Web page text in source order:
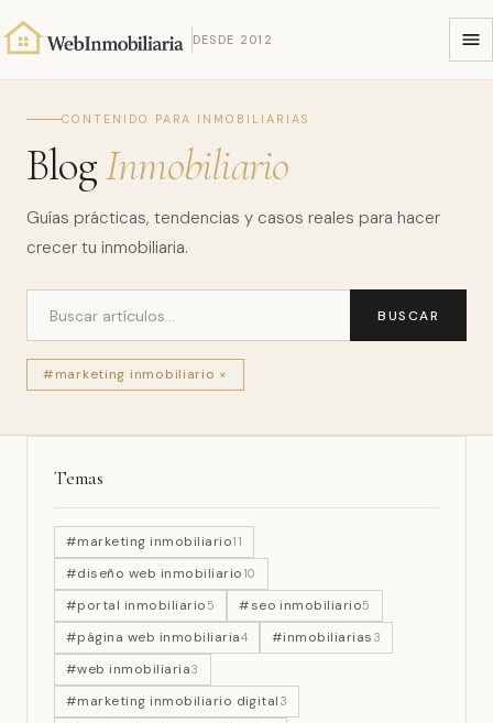
DESDE 2012
CONTENIDO PARA INMOBILIARIAS
BlogInmobiliario
Guías prácticas, tendencias y casos reales para hacer
crecer tu inmobiliaria.
BUSCAR
#marketing inmobiliario ×
Temas
#marketing inmobiliario11
#diseño web inmobiliario 10
#portal inmobiliario 5 #seo inmobiliario5
#página web inmobiliaria4 #inmobiliarias 3
#web inmobiliaria3
#marketing inmobiliario digital 3